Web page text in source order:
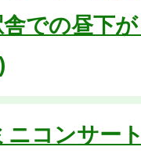
での昼下
ニコンサー